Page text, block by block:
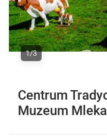
1/3
Centrum
Muzeum